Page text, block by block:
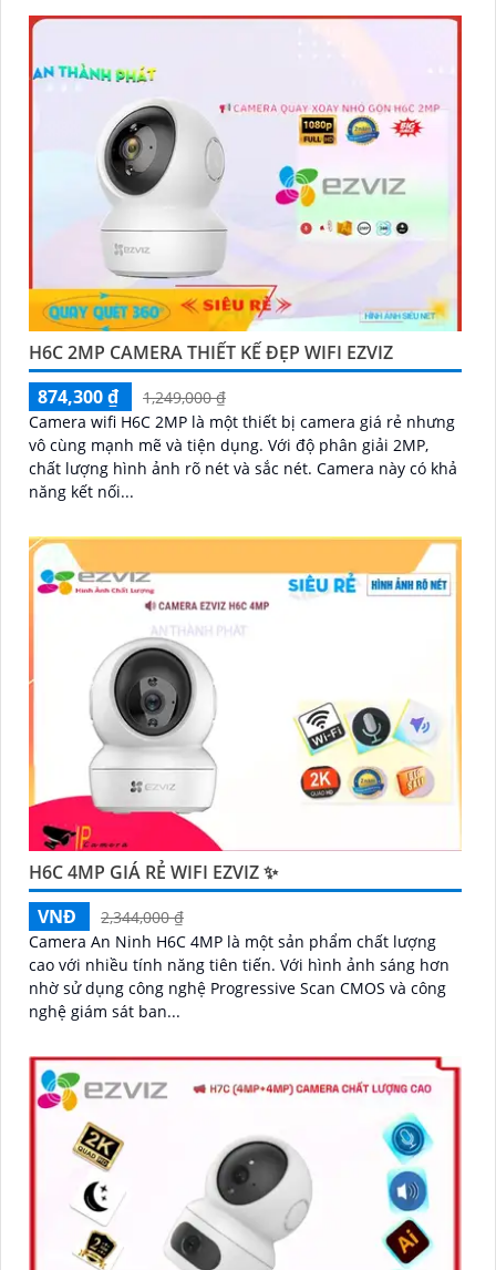
nhìn hồng ngoại lên đến 10m và khe cắm thẻ nhớ dung
cùng hấp dẫn
H6C 2MP CAMERA THIẾT KẾ ĐẸP WIFI EZVIZ
874,300 ₫
1,249,000 ₫
Camera wifi H6C 2MP là một thiết bị camera giá rẻ nhưng
vô cùng mạnh mẽ và tiện dụng. Với độ phân giải 2MP,
chất lượng hình ảnh rõ nét và sắc nét. Camera này có khả
năng kết nối...
H6C 4MP GIÁ RẺ WIFI EZVIZ ✨
VNĐ
2,344,000 ₫
Camera An Ninh H6C 4MP là một sản phẩm chất lượng
cao với nhiều tính năng tiên tiến. Với hình ảnh sáng hơn
nhờ sử dụng công nghệ Progressive Scan CMOS và công
nghệ giám sát ban...